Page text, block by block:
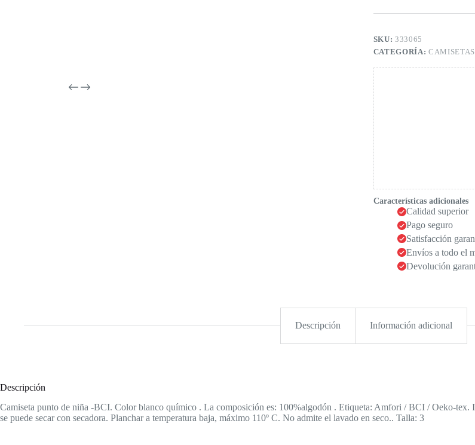
SKU:333065
CATEGORÍA: CAMISETAS
Características adicionales
Calidad superior
Pago seguro
Satisfacción
Envíos a todo el
Devolución
Descripción Información adicional
Descripción
Camiseta punto de niña -BCI. Color blanco químico . La composición es: 100%algodón . Etiqueta: Amfori / BCI / Oeko-tex.
se puede secar con secadora. Planchar a temperatura baja, máximo 110º C. No admite el lavado en seco.. Talla: 3